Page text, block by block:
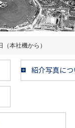
本社機から）
紹介写真に